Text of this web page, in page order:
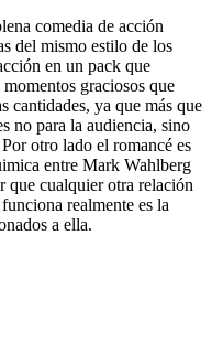
comedia de acción
del mismo estilo de los
en un pack que
graciosos que
cantidades, ya que más que
no para la audiencia, sino
otro lado el romancé es
entre Mark Wahlberg
que cualquier otra relación
realmente es la
a ella.